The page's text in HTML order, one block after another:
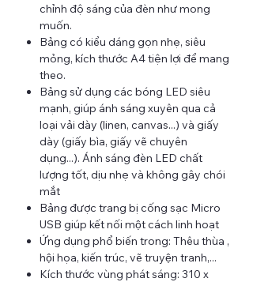
chỉnh độ sáng của đèn như mong
muốn.
Bảng có kiểu dáng gọn nhẹ, siêu
mỏng, kích thước A4 tiện lợi để mang
theo.
Bảng sử dụng các bóng LED siêu
mạnh, giúp ánh sáng xuyên qua cả
loại vải dày (linen, canvas...) và giấy
dày (giấy bìa, giấy vẽ chuyên
dụng...). Ánh sáng đèn LED chất
lượng tốt, dịu nhẹ và không gây chói
mắt
Bảng được trang bị cống sạc Micro
USB giúp kết nối một cách linh hoạt
Ứng dụng phổ biến trong: Thêu thùa ,
hội họa, kiến trúc, vẽ truyện tranh,...
Kích thước vùng phát sáng: 310 x